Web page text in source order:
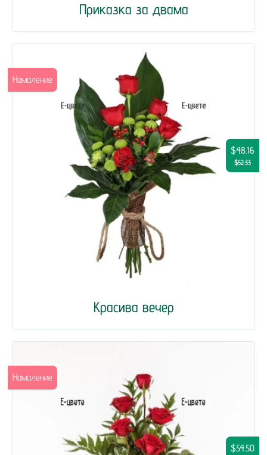
Приказка за двама
Красива вечер
$48.16
$52.33
Намаление
$54.50
Намаление